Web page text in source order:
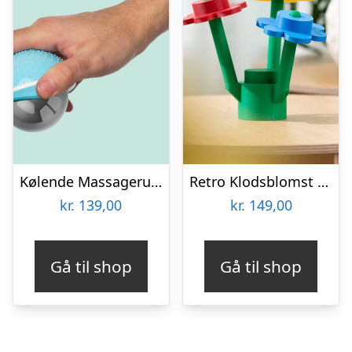
Kølende Massageruller
kr. 139,00
Gå til shop
Retro Klodsblomst – Mellem
kr. 149,00
Gå til shop